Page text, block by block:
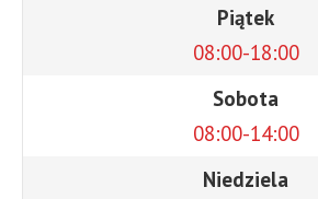
Piątek
08:00-18:00
Sobota
08:00-14:00
Niedziela